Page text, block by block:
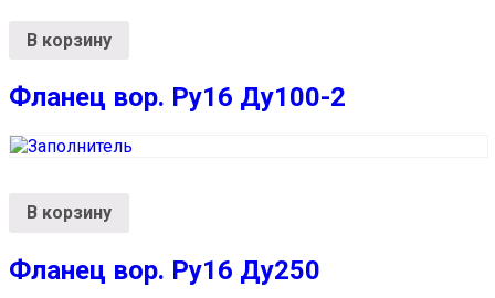
В корзину
Фланец вор. Ру16 Ду100-2
В корзину
Фланец вор. Ру16 Ду250